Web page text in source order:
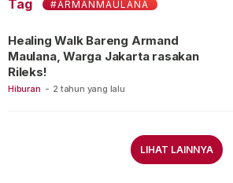
Tag #ARMANMAULANA
Hiburan - 2 tahun yang lalu
Healing Walk Bareng Armand
Maulana, Warga Jakarta rasakan
Rileks!
LIHAT LAINNYA